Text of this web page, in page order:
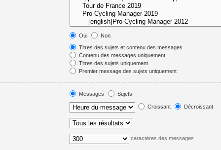
Oui
Non
Titres des sujets et contenu des messages
Contenu des messages uniquement
Titres des sujets uniquement
Premier message des sujets uniquement
Messages Sujets
Croissant Décroissant
caractères des messages